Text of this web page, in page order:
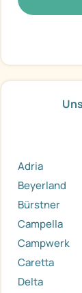
Adria
Beyerland
Bürstner
Campella
Campwerk
Caretta
Delta